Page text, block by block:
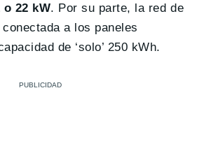
o 22 kW. Por su parte, la red de
a los paneles
de ‘solo’ 250 kWh.